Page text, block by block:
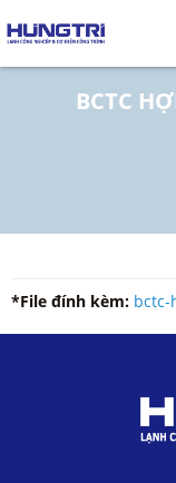
BCTC
*File đính kèm: